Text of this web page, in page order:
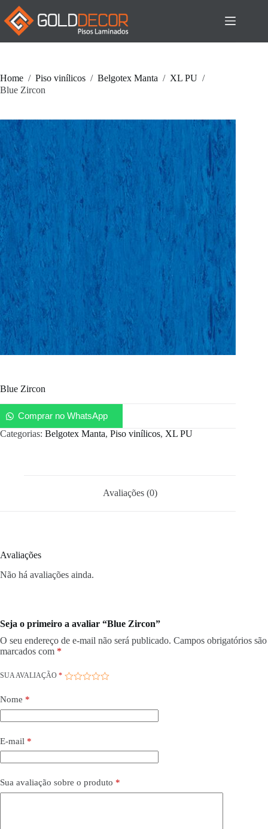
Pular
para
conteúdo
Home / Piso vinílicos / Belgotex Manta / XL PU /
Blue Zircon
Blue Zircon
Comprar no WhatsApp
Categorias: Belgotex Manta, Piso vinílicos, XL PU
Avaliações (0)
Avaliações
Não há avaliações ainda.
Seja o primeiro a avaliar “Blue Zircon”
O seu endereço de e-mail não será publicado. Campos obrigatórios são
marcados com *
SUA AVALIAÇÃO *
Nome *
E-mail *
Sua avaliação sobre o produto *